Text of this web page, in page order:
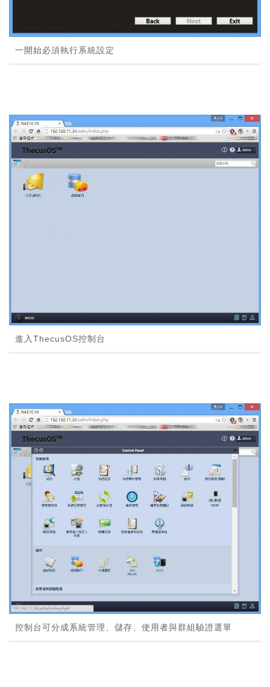
一開始必須執行系統設定
進入ThecusOS控制台
控制台可分成系統管理、儲存、使用者與群組驗證選單